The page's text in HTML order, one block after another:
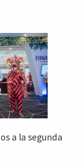
a la segunda